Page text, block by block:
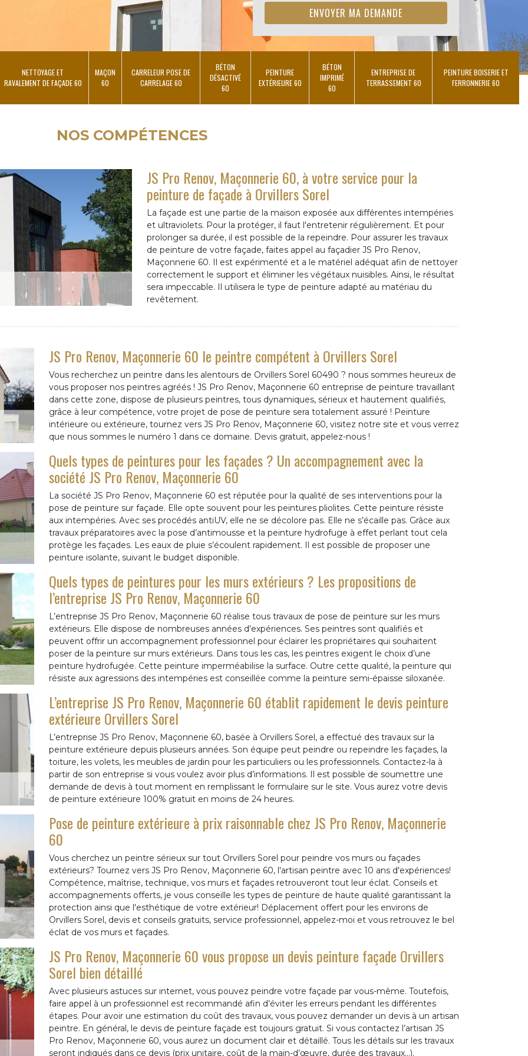
NETTOYAGE ET
RAVALEMENT DE FAÇADE 60
MAÇON
60
CARRELEUR POSE DE
CARRELAGE 60
BÉTON
DÉSACTIVÉ
60
PEINTURE
EXTÉRIEURE 60
BÉTON
IMPRIMÉ
60
ENTREPRISE DE
TERRASSEMENT 60
PEINTURE BOISERIE ET
FERRONNERIE 60
NOS COMPÉTENCES
JS Pro Renov, Maçonnerie 60, à votre service pour la
peinture de façade à Orvillers Sorel
La façade est une partie de la maison exposée aux différentes intempéries
et ultraviolets. Pour la protéger, il faut l'entretenir régulièrement. Et pour
prolonger sa durée, il est possible de la repeindre. Pour assurer les travaux
de peinture de votre façade, faites appel au façadier JS Pro Renov,
Maçonnerie 60. Il est expérimenté et a le matériel adéquat afin de nettoyer
correctement le support et éliminer les végétaux nuisibles. Ainsi, le résultat
sera impeccable. Il utilisera le type de peinture adapté au matériau du
revêtement.
JS Pro Renov, Maçonnerie 60 le peintre compétent à Orvillers Sorel
Vous recherchez un peintre dans les alentours de Orvillers Sorel 60490 ? nous sommes heureux de
vous proposer nos peintres agréés ! JS Pro Renov, Maçonnerie 60 entreprise de peinture travaillant
dans cette zone, dispose de plusieurs peintres, tous dynamiques, sérieux et hautement qualifiés,
grâce à leur compétence, votre projet de pose de peinture sera totalement assuré ! Peinture
intérieure ou extérieure, tournez vers JS Pro Renov, Maçonnerie 60, visitez notre site et vous verrez
que nous sommes le numéro 1 dans ce domaine. Devis gratuit, appelez-nous !
Quels types de peintures pour les façades ? Un accompagnement avec la
société JS Pro Renov, Maçonnerie 60
La société JS Pro Renov, Maçonnerie 60 est réputée pour la qualité de ses interventions pour la
pose de peinture sur façade. Elle opte souvent pour les peintures pliolites. Cette peinture résiste
aux intempéries. Avec ses procédés antiUV, elle ne se décolore pas. Elle ne s’écaille pas. Grâce aux
travaux préparatoires avec la pose d’antimousse et la peinture hydrofuge à effet perlant tout cela
protège les façades. Les eaux de pluie s’écoulent rapidement. Il est possible de proposer une
peinture isolante, suivant le budget disponible.
Quels types de peintures pour les murs extérieurs ? Les propositions de
l’entreprise JS Pro Renov, Maçonnerie 60
L’entreprise JS Pro Renov, Maçonnerie 60 réalise tous travaux de pose de peinture sur les murs
extérieurs. Elle dispose de nombreuses années d’expériences. Ses peintres sont qualifiés et
peuvent offrir un accompagnement professionnel pour éclairer les propriétaires qui souhaitent
poser de la peinture sur murs extérieurs. Dans tous les cas, les peintres exigent le choix d’une
peinture hydrofugée. Cette peinture imperméabilise la surface. Outre cette qualité, la peinture qui
résiste aux agressions des intempéries est conseillée comme la peinture semi-épaisse siloxanée.
L’entreprise JS Pro Renov, Maçonnerie 60 établit rapidement le devis peinture
extérieure Orvillers Sorel
L’entreprise JS Pro Renov, Maçonnerie 60, basée à Orvillers Sorel, a effectué des travaux sur la
peinture extérieure depuis plusieurs années. Son équipe peut peindre ou repeindre les façades, la
toiture, les volets, les meubles de jardin pour les particuliers ou les professionnels. Contactez-la à
partir de son entreprise si vous voulez avoir plus d’informations. Il est possible de soumettre une
demande de devis à tout moment en remplissant le formulaire sur le site. Vous aurez votre devis
de peinture extérieure 100% gratuit en moins de 24 heures.
Pose de peinture extérieure à prix raisonnable chez JS Pro Renov, Maçonnerie
60
Vous cherchez un peintre sérieux sur tout Orvillers Sorel pour peindre vos murs ou façades
extérieurs? Tournez vers JS Pro Renov, Maçonnerie 60, l'artisan peintre avec 10 ans d'expériences!
Compétence, maîtrise, technique, vos murs et façades retrouveront tout leur éclat. Conseils et
accompagnements offerts, je vous conseille les types de peinture de haute qualité garantissant la
protection ainsi que l'esthétique de votre extérieur! Déplacement offert pour les environs de
Orvillers Sorel, devis et conseils gratuits, service professionnel, appelez-moi et vous retrouvez le bel
éclat de vos murs et façades.
JS Pro Renov, Maçonnerie 60 vous propose un devis peinture façade Orvillers
Sorel bien détaillé
Avec plusieurs astuces sur internet, vous pouvez peindre votre façade par vous-même. Toutefois,
faire appel à un professionnel est recommandé afin d’éviter les erreurs pendant les différentes
étapes. Pour avoir une estimation du coût des travaux, vous pouvez demander un devis à un artisan
peintre. En général, le devis de peinture façade est toujours gratuit. Si vous contactez l’artisan JS
Pro Renov, Maçonnerie 60, vous aurez un document clair et détaillé. Tous les détails sur les travaux
seront indiqués dans ce devis (prix unitaire, coût de la main-d’œuvre, durée des travaux…).